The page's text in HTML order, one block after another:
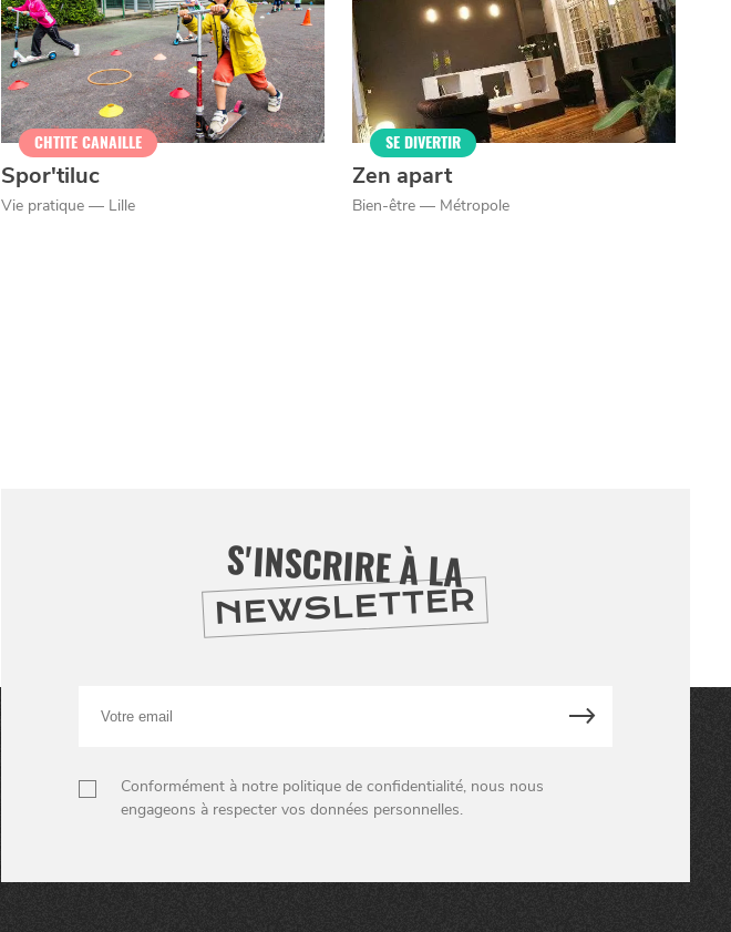
CHTITE CANAILLE
Spor'tiluc
Vie pratique — Lille
SE DIVERTIR
Zen apart
Bien-être — Métropole
S'INSCRIRE À LA
NEWSLETTER
email
Conformément à notre politique de confidentialité, nous nous
engageons à respecter vos données personnelles.